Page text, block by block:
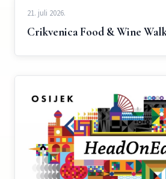
21. juli 2026.
Crikvenica Food & Wine